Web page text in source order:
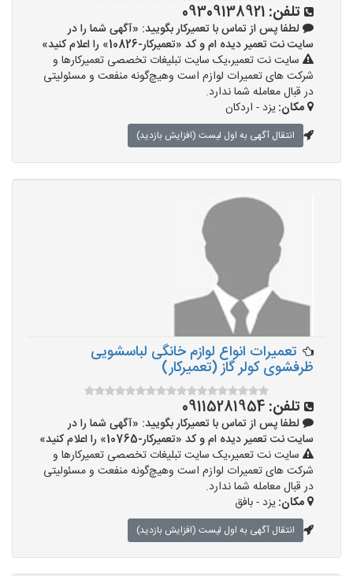
تلفن: 09309138921
لطفا پس از تماس با تعمیرکار بگویید: «آگهی شما را در
سایت نت تعمیر دیده ام و کد «تعمیرکار-10826» را اعلام کنید»
سایت نت تعمیر،یک سایت تبلیغات تخصصی تعمیرکارها و
شرکت های تعمیرات لوازم است وهیچ‌گونه منفعت و مسئولیتی
در قبال معامله شما ندارد.
مکان:یزد - اردکان
انتقال آگهی به اول لیست (افزایش بازدید)
تعمیرات انواع لوازم خانگی لباسشویی
ظرفشوی کولر گاز (تعمیرکار)
تلفن: 09115281954
لطفا پس از تماس با تعمیرکار بگویید: «آگهی شما را در
سایت نت تعمیر دیده ام و کد «تعمیرکار-10765» را اعلام کنید»
سایت نت تعمیر،یک سایت تبلیغات تخصصی تعمیرکارها و
شرکت های تعمیرات لوازم است وهیچ‌گونه منفعت و مسئولیتی
در قبال معامله شما ندارد.
مکان:یزد - بافق
انتقال آگهی به اول لیست (افزایش بازدید)